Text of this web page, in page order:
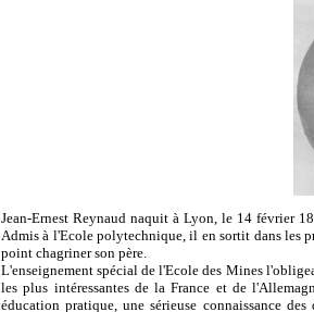
Jean-Ernest Reynaud naquit à Lyon, le 14 février
Admis à l'Ecole polytechnique, il en sortit dans les
point chagriner son père.
L'enseignement spécial de l'Ecole des Mines
les plus intéressantes de la France et de
éducation pratique, une sérieuse connaissance